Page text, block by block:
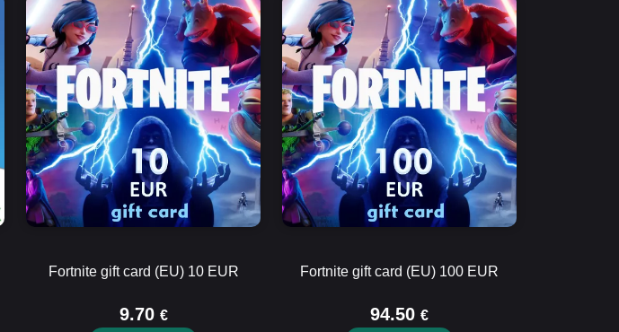
Fortnite gift card (EU) 10 EUR
9.70 €
Fortnite gift card (EU) 100 EUR
94.50 €